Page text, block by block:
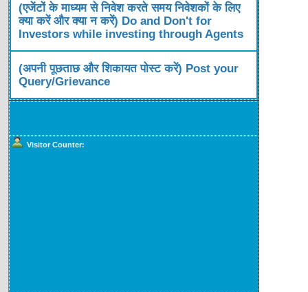
(एजेंटों के माध्यम से निवेश करते समय निवेशकों के लिए
क्या करें और क्या न करें) Do and Don't for
Investors while investing through Agents
(अपनी पूछताछ और शिकायत पोस्ट करें) Post your
Query/Grievance
Visitor Counter: